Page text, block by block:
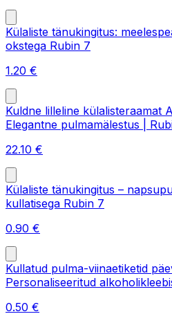
Külaliste tänukingitus:
okstega Rubin 7
1.20 €
Kuldne lilleline külalisteraamat
Elegantne pulmamälestus |
22.10 €
Külaliste tänukingitus –
kullatisega Rubin 7
0.90 €
Kullatud pulma-viinaetiketid
Personaliseeritud
0.50 €